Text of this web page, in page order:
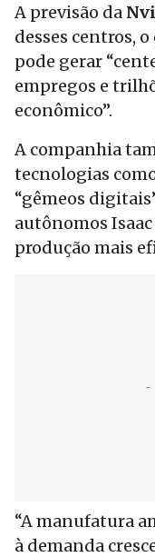
A previsão da
desses centros,
pode gerar
empregos e
econômico”.
A companhia
tecnologias
“gêmeos
autônomos
produção mais
“A manufatura
à demanda